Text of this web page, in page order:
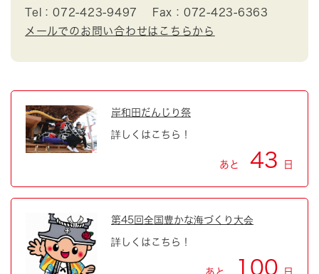
Tel：072-423-9497
Fax：072-423-6363
メールでのお問い合わせはこちらから
岸和田だんじり祭
詳しくはこちら！
あと 43 日
第45回全国豊かな海づくり大会
詳しくはこちら！
あと 100 日